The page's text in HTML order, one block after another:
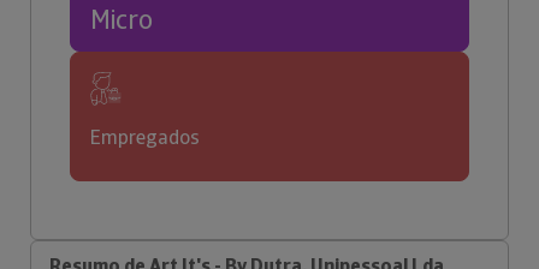
Micro
Empregados